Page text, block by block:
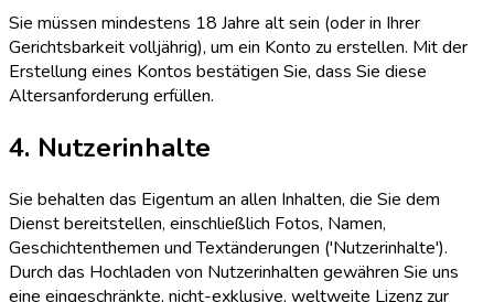
Sie müssen mindestens 18 Jahre alt sein (oder in Ihrer
Gerichtsbarkeit volljährig), um ein Konto zu erstellen. Mit der
Erstellung eines Kontos bestätigen Sie, dass Sie diese
Altersanforderung erfüllen.
4. Nutzerinhalte
Sie behalten das Eigentum an allen Inhalten, die Sie dem
Dienst bereitstellen, einschließlich Fotos, Namen,
Geschichtenthemen und Textänderungen ('Nutzerinhalte').
Durch das Hochladen von Nutzerinhalten gewähren Sie uns
eine eingeschränkte, nicht-exklusive, weltweite Lizenz zur